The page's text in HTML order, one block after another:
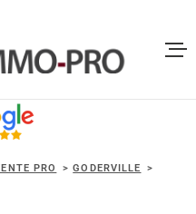
PRO
GODERVILLE